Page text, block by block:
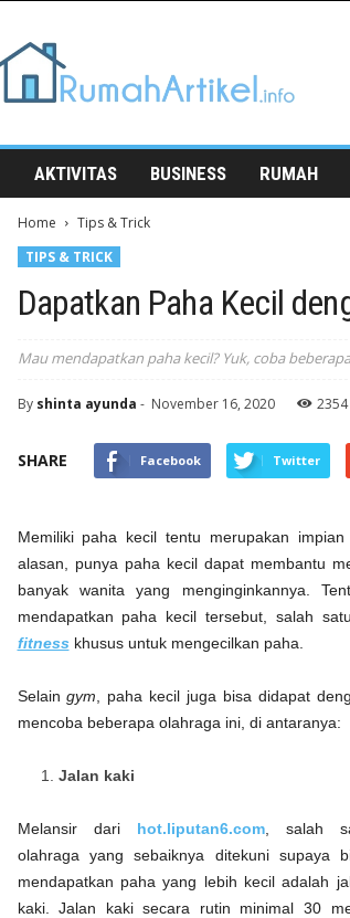
Artikel
AKTIVITAS BUSINESS RUMAH
Home
Tips & Trick
TIPS & TRICK
Dapatkan Paha Kecil
Mau mendapatkan paha kecil? Yuk, coba
By shinta ayunda - November 16, 2020 2354
SHARE Facebook Twitter
Memiliki paha kecil tentu merupakan
alasan, punya paha kecil dapat membantu
banyak wanita yang menginginkannya.
mendapatkan paha kecil tersebut, salah
fitnesskhusus untuk mengecilkan paha.
Selain gym , paha kecil juga bisa didapat
mencoba beberapa olahraga ini, di antaranya:
Jalan kaki
Melansir dari hot.liputan6.com, salah
olahraga yang sebaiknya ditekuni supaya
mendapatkan paha yang lebih kecil adalah
kaki. Jalan kaki secara rutin minimal 30